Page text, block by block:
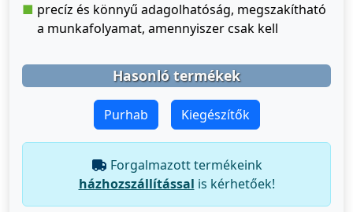
precíz és könnyű adagolhatóság, megszakítható
a munkafolyamat, amennyiszer csak kell
Hasonló termékek
Purhab Kiegészítők
Forgalmazott termékeink
házhozszállítással is kérhetőek!